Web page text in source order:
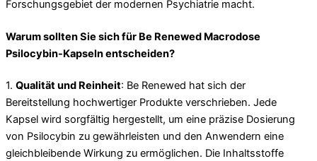
Forschungsgebiet der modernen Psychiatrie macht.
Warum sollten Sie sich für Be Renewed Macrodose
Psilocybin-Kapseln entscheiden?
1. Qualität und Reinheit: Be Renewed hat sich der
Bereitstellung hochwertiger Produkte verschrieben. Jede
Kapsel wird sorgfältig hergestellt, um eine präzise Dosierung
von Psilocybin zu gewährleisten und den Anwendern eine
gleichbleibende Wirkung zu ermöglichen. Die Inhaltsstoffe